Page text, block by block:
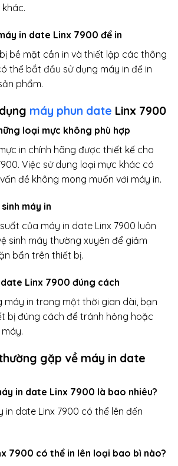
in date Linx 7900 để in
bề mặt cần in và thiết lập các thông
thể bắt đầu sử dụng máy in để in
phẩm.
máy phun date Linx 7900
loại mực không phù hợp
in chính hãng được thiết kế cho
Việc sử dụng loại mực khác có
đề không mong muốn với máy in.
máy in
của máy in date Linx 7900 luôn
sinh máy thường xuyên để giảm
bẩn trên thiết bị.
Linx 7900 đúng cách
máy in trong một thời gian dài, bạn
bị đúng cách để tránh hỏng hoặc
gặp về máy in date
in date Linx 7900 là bao nhiêu?
in date Linx 7900 có thể lên đến
7900 có thể in lên loại bao bì nào?